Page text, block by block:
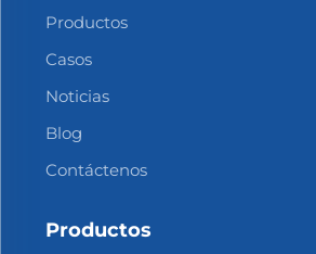
Productos
Casos
Noticias
Blog
Contáctenos
Productos